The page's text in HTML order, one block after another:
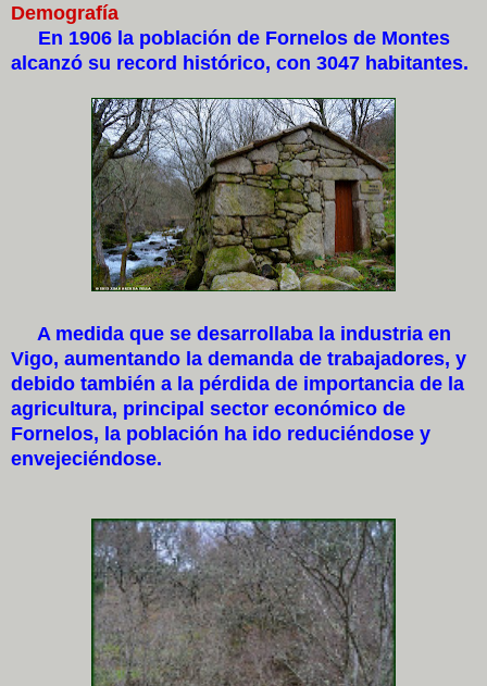
Demografía
En 1906 la población de Fornelos de Montes
alcanzó su record histórico, con 3047 habitantes.
A medida que se desarrollaba la industria en
Vigo, aumentando la demanda de trabajadores, y
debido también a la pérdida de importancia de la
agricultura, principal sector económico de
Fornelos, la población ha ido reduciéndose y
envejeciéndose.